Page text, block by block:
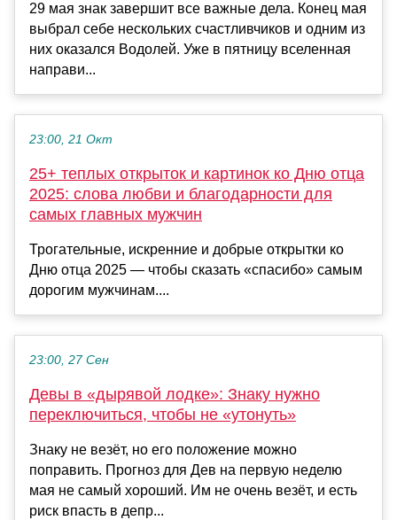
29 мая знак завершит все важные дела. Конец мая
выбрал себе нескольких счастливчиков и одним из
них оказался Водолей. Уже в пятницу вселенная
направи...
23:00, 21 Окт
25+ теплых открыток и картинок ко Дню отца
2025: слова любви и благодарности для
самых главных мужчин
Трогательные, искренние и добрые открытки ко
Дню отца 2025 — чтобы сказать «спасибо» самым
дорогим мужчинам....
23:00, 27 Сен
Девы в «дырявой лодке»: Знаку нужно
переключиться, чтобы не «утонуть»
Знаку не везёт, но его положение можно
поправить. Прогноз для Дев на первую неделю
мая не самый хороший. Им не очень везёт, и есть
риск впасть в депр...